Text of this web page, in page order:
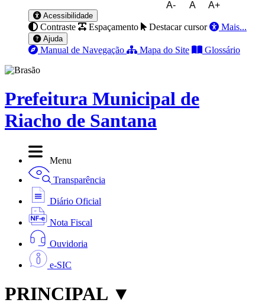
A- A A+
Acessibilidade
Contraste Espaçamento Destacar cursor Mais...
Ajuda
Manual de Navegação Mapa do Site Glossário
Prefeitura Municipal de
Riacho de Santana
Menu
Transparência
Diário Oficial
Nota Fiscal
Ouvidoria
e-SIC
PRINCIPAL ▼